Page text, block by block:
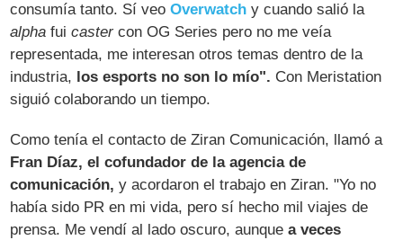
consumía tanto. Sí veoOverwatch y cuando salió la
alpha fuicastercon OG Series pero no me veía
representada, me interesan otros temas dentro de la
industria, los esports no son lo mío". Con Meristation
siguió colaborando un tiempo.
Como tenía el contacto de Ziran Comunicación, llamó a
Fran Díaz, el cofundador de la agencia de
comunicación, y acordaron el trabajo en Ziran. "Yo no
había sido PR en mi vida, pero sí hecho mil viajes de
prensa. Me vendí al lado oscuro, aunquea veces